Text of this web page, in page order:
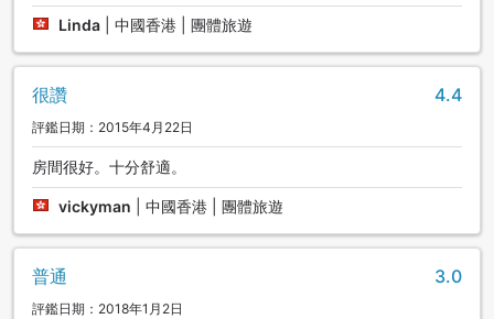
Linda 中國香港 | 團體旅遊
很讚 4.4
評鑑日期：2015年4月22日
房間很好。十分舒適。
vickyman 中國香港 | 團體旅遊
普通 3.0
評鑑日期：2018年1月2日